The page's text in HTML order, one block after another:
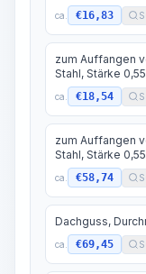
ca. €16,83
zum Auffangen
Stahl, Stärke
ca. €18,54
zum Auffangen
Stahl, Stärke
ca. €58,74
Dachguss,
ca. €69,45